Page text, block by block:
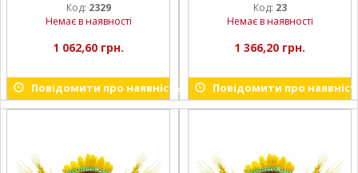
Код: 2329
Немає в наявності
1 062,60 грн.
Повідомити про наявність
Код: 23
Немає в наявності
1 366,20 грн.
Повідомити про